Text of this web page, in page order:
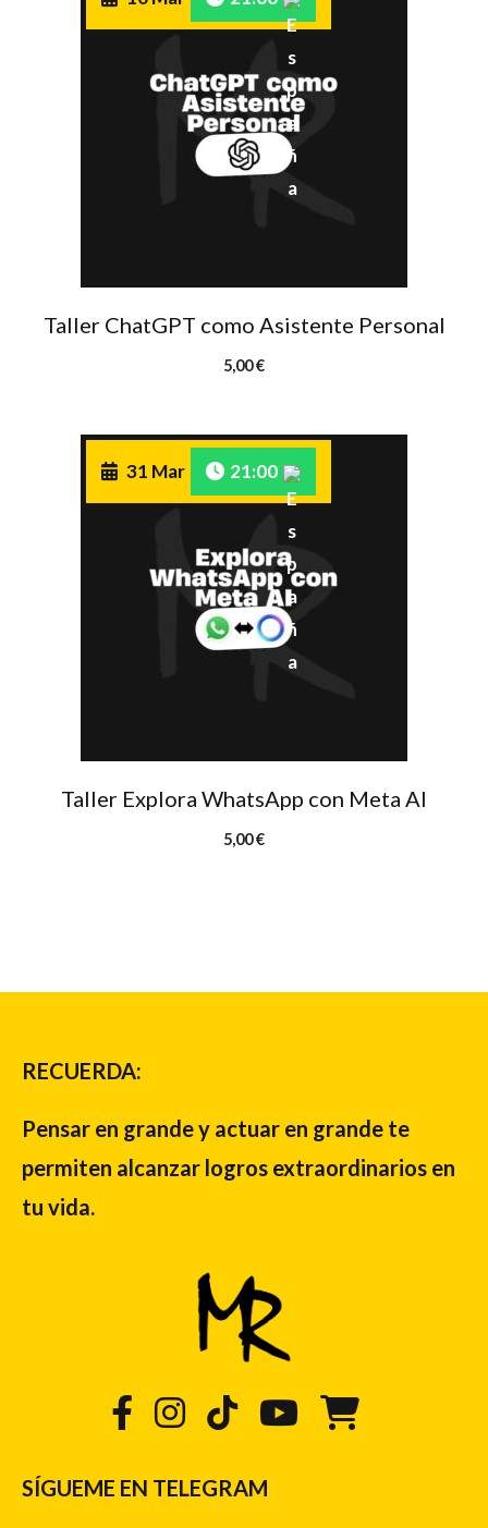
Taller ChatGPT como Asistente Personal
5,00€
31 Mar 21:00
Taller Explora WhatsApp con Meta AI
5,00€
RECUERDA:
Pensar en grande y actuar en grande te
permiten alcanzar logros extraordinarios en
tu vida.
SÍGUEME EN TELEGRAM